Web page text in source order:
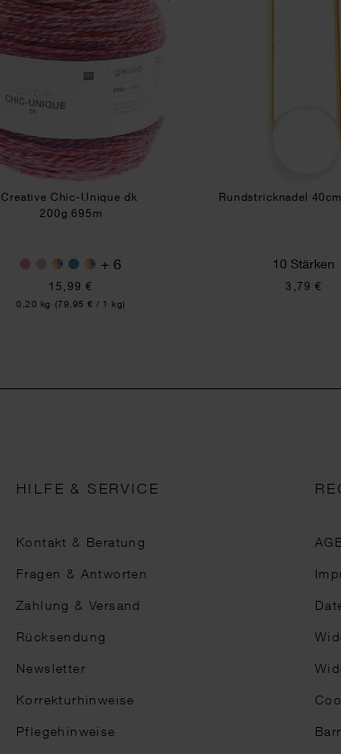
Creative Chic-Unique dk
200g 695m
+ 6
15,99 €
Inhalt:
0,20 kg (79,95 € / 1 kg)
Rundstricknadel
10 Stärken
3,79 €
HILFE & SERVICE
Kontakt & Beratung
Fragen & Antworten
Zahlung & Versand
Rücksendung
Newsletter
Korrekturhinweise
Pflegehinweise